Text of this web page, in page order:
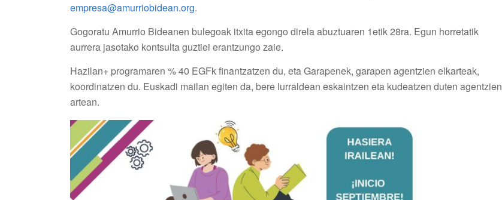
empresa@amurriobidean.org.
Gogoratu Amurrio Bideanen bulegoak itxita egongo direla abuztuaren 1etik 28ra. Egun horretatik
aurrera jasotako kontsulta guztiei erantzungo zaie.
Hazilan+ programaren % 40 EGFk finantzatzen du, eta Garapenek, garapen agentzien elkarteak,
koordinatzen du. Euskadi mailan egiten da, bere lurraldean eskaintzen eta kudeatzen duten agentzien
artean.